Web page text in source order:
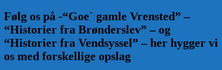
Følg os på -“Goe` gamle Vrensted” –
“Historier fra Brønderslev” – og
“Historier fra Vendsyssel” – her hygger vi
os med forskellige opslag